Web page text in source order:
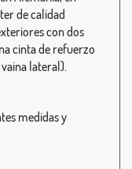
de calidad
con dos
cinta de refuerzo
lateral).
medidas y